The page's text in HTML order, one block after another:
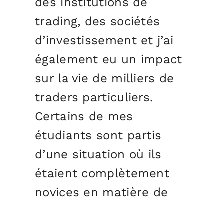
trading, des sociétés
d’investissement et j’ai
également eu un impact
sur la vie de milliers de
traders particuliers.
Certains de mes
étudiants sont partis
d’une situation où ils
étaient complètement
novices en matière de